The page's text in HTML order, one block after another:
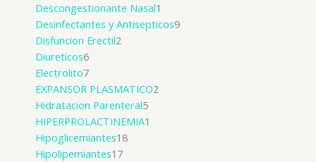
Descongestionante Nasal1
Desinfectantes y Antisepticos9
Disfuncion Erectil2
Diureticos6
Electrolito7
EXPANSOR PLASMATICO2
Hidratacion Parenteral5
HIPERPROLACTINEMIA1
Hipoglicemiantes18
Hipolipemiantes17